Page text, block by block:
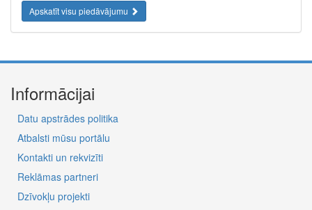
Apskatīt visu piedāvājumu
Informācijai
Datu apstrādes politika
Atbalsti mūsu portālu
Kontakti un rekvizīti
Reklāmas partneri
Dzīvokļu projekti